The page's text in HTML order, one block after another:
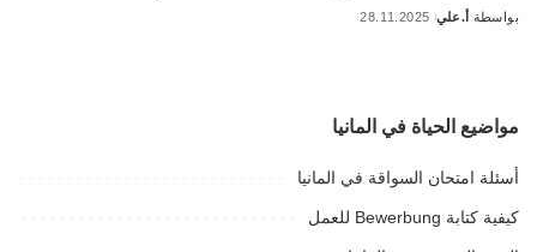
Posted
بواسطة أ.علي 28.11.2025
مواضيع الحياة في المانيا
أسئلة امتحان السواقة في المانيا
كيفية كتابة Bewerbung للعمل